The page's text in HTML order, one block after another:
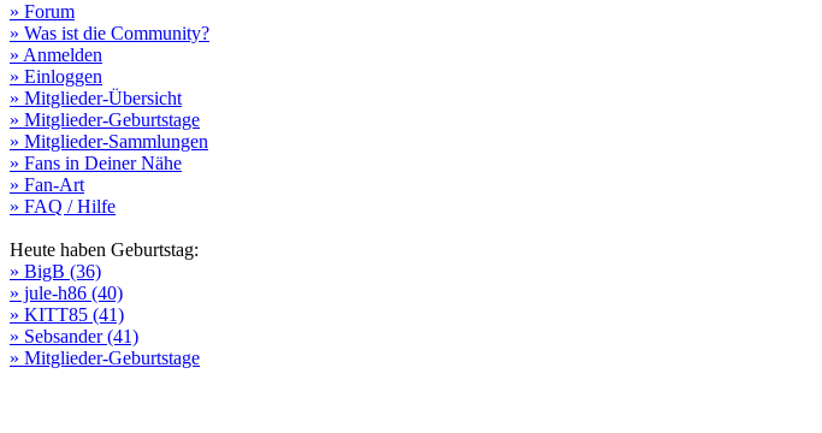
» Forum
» Was ist die Community?
» Anmelden
» Einloggen
» Mitglieder-Übersicht
» Mitglieder-Geburtstage
» Mitglieder-Sammlungen
» Fans in Deiner Nähe
» Fan-Art
» FAQ / Hilfe
Heute haben Geburtstag:
» BigB (36)
» jule-h86 (40)
» KITT85 (41)
» Sebsander (41)
» Mitglieder-Geburtstage